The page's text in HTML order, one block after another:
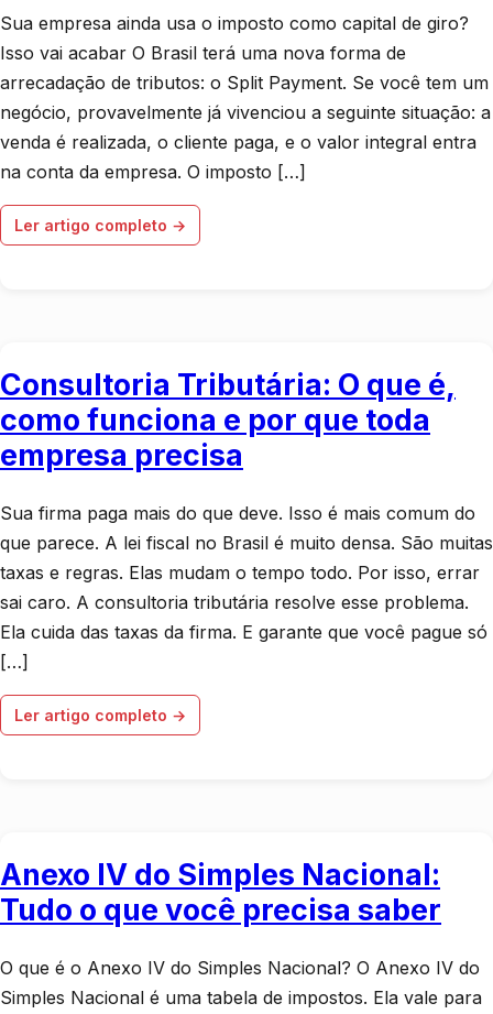
Sua empresa ainda usa o imposto como capital de giro?
Isso vai acabar O Brasil terá uma nova forma de
arrecadação de tributos: o Split Payment. Se você tem um
negócio, provavelmente já vivenciou a seguinte situação: a
venda é realizada, o cliente paga, e o valor integral entra
na conta da empresa. O imposto […]
Ler artigo completo →
Consultoria Tributária: O que é,
como funciona e por que toda
empresa precisa
Sua firma paga mais do que deve. Isso é mais comum do
que parece. A lei fiscal no Brasil é muito densa. São muitas
taxas e regras. Elas mudam o tempo todo. Por isso, errar
sai caro. A consultoria tributária resolve esse problema.
Ela cuida das taxas da firma. E garante que você pague só
[…]
Ler artigo completo →
Anexo IV do Simples Nacional:
Tudo o que você precisa saber
O que é o Anexo IV do Simples Nacional? O Anexo IV do
Simples Nacional é uma tabela de impostos. Ela vale para